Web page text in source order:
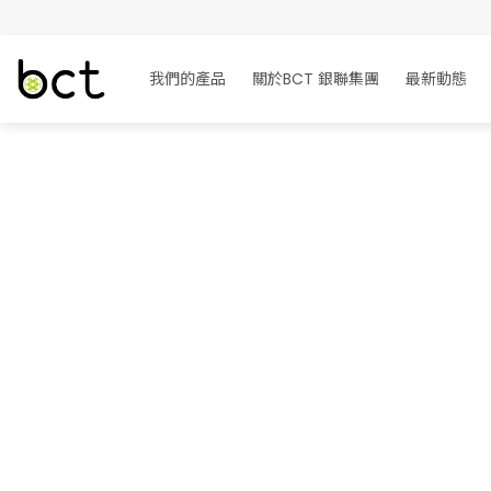
我們的產品 關於BCT 銀聯集團 最新動態
我們的產品 關於BCT 銀聯集團 最新動態